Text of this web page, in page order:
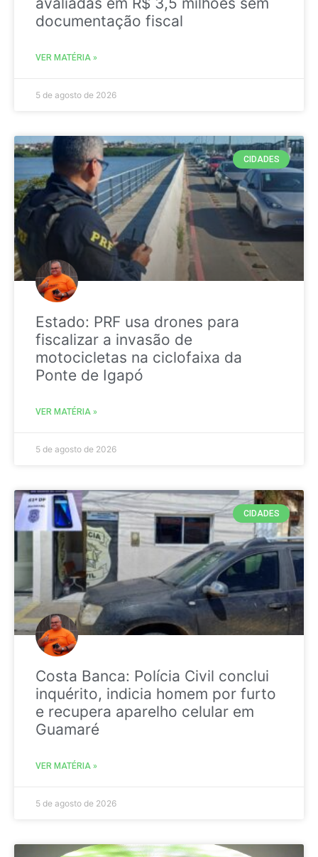
documentação fiscal
VER MATÉRIA »
5 de agosto de 2026
CIDADES
Estado: PRF usa drones para
fiscalizar a invasão de
motocicletas na ciclofaixa da
Ponte de Igapó
VER MATÉRIA »
5 de agosto de 2026
CIDADES
Costa Banca: Polícia Civil conclui
inquérito, indicia homem por furto
e recupera aparelho celular em
Guamaré
VER MATÉRIA »
5 de agosto de 2026